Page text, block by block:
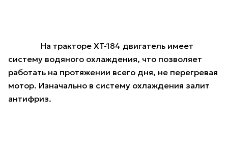
На тракторе XT-184 двигатель имеет
систему водяного охлаждения, что позволяет
работать на протяжении всего дня, не перегревая
мотор. Изначально в систему охлаждения залит
антифриз.